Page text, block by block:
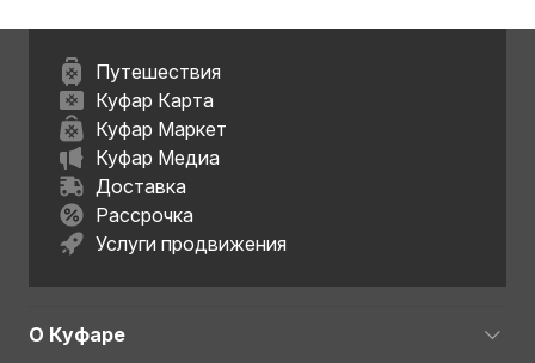
Путешествия
Куфар Карта
Куфар Маркет
Куфар Медиа
Доставка
Рассрочка
Услуги продвижения
О Куфаре